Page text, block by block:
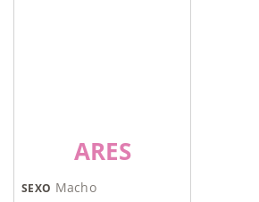
ARES
SEXO Macho